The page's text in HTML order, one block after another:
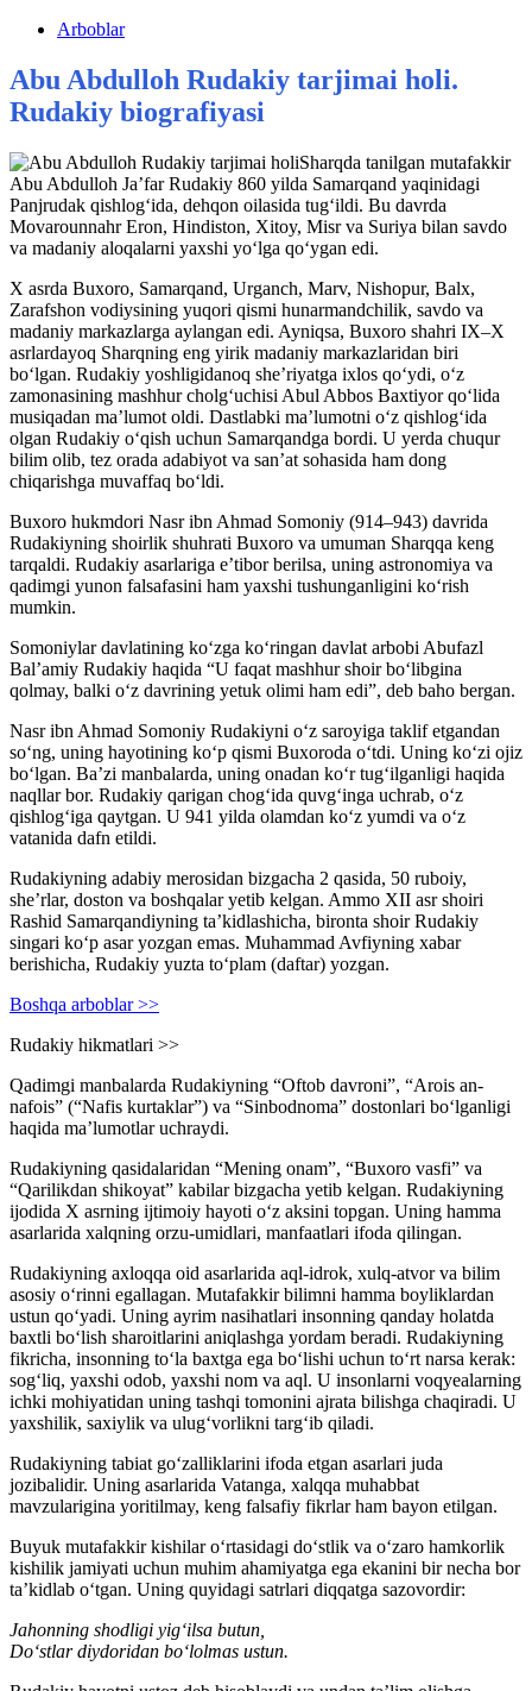
Arboblar
Abu Abdulloh Rudakiy tarjimai holi.
Rudakiy biografiyasi
Sharqda tanilgan mutafakkir
Abu Abdulloh Ja’far Rudakiy 860 yilda Samarqand yaqinidagi
Panjrudak qishlog‘ida, dehqon oilasida tug‘ildi. Bu davrda
Movarounnahr Eron, Hindiston, Xitoy, Misr va Suriya bilan savdo
va madaniy aloqalarni yaxshi yo‘lga qo‘ygan edi.
X asrda Buxoro, Samarqand, Urganch, Marv, Nishopur, Balx,
Zarafshon vodiysining yuqori qismi hunarmandchilik, savdo va
madaniy markazlarga aylangan edi. Ayniqsa, Buxoro shahri IX–X
asrlardayoq Sharqning eng yirik madaniy markazlaridan biri
bo‘lgan. Rudakiy yoshligidanoq she’riyatga ixlos qo‘ydi, o‘z
zamonasining mashhur cholg‘uchisi Abul Abbos Baxtiyor qo‘lida
musiqadan ma’lumot oldi. Dastlabki ma’lumotni o‘z qishlog‘ida
olgan Rudakiy o‘qish uchun Samarqandga bordi. U yerda chuqur
bilim olib, tez orada adabiyot va san’at sohasida ham dong
chiqarishga muvaffaq bo‘ldi.
Buxoro hukmdori Nasr ibn Ahmad Somoniy (914–943) davrida
Rudakiyning shoirlik shuhrati Buxoro va umuman Sharqqa keng
tarqaldi. Rudakiy asarlariga e’tibor berilsa, uning astronomiya va
qadimgi yunon falsafasini ham yaxshi tushunganligini ko‘rish
mumkin.
Somoniylar davlatining ko‘zga ko‘ringan davlat arbobi Abufazl
Bal’amiy Rudakiy haqida “U faqat mashhur shoir bo‘libgina
qolmay, balki o‘z davrining yetuk olimi ham edi”, deb baho bergan.
Nasr ibn Ahmad Somoniy Rudakiyni o‘z saroyiga taklif etgandan
so‘ng, uning hayotining ko‘p qismi Buxoroda o‘tdi. Uning ko‘zi ojiz
bo‘lgan. Ba’zi manbalarda, uning onadan ko‘r tug‘ilganligi haqida
naqllar bor. Rudakiy qarigan chog‘ida quvg‘inga uchrab, o‘z
qishlog‘iga qaytgan. U 941 yilda olamdan ko‘z yumdi va o‘z
vatanida dafn etildi.
Rudakiyning adabiy merosidan bizgacha 2 qasida, 50 ruboiy,
she’rlar, doston va boshqalar yetib kelgan. Ammo XII asr shoiri
Rashid Samarqandiyning ta’kidlashicha, bironta shoir Rudakiy
singari ko‘p asar yozgan emas. Muhammad Avfiyning xabar
berishicha, Rudakiy yuzta to‘plam (daftar) yozgan.
Boshqa arboblar >>
Rudakiy hikmatlari >>
Qadimgi manbalarda Rudakiyning “Oftob davroni”, “Arois an-
nafois” (“Nafis kurtaklar”) va “Sinbodnoma” dostonlari bo‘lganligi
haqida ma’lumotlar uchraydi.
Rudakiyning qasidalaridan “Mening onam”, “Buxoro vasfi” va
“Qarilikdan shikoyat” kabilar bizgacha yetib kelgan. Rudakiyning
ijodida X asrning ijtimoiy hayoti o‘z aksini topgan. Uning hamma
asarlarida xalqning orzu-umidlari, manfaatlari ifoda qilingan.
Rudakiyning axloqqa oid asarlarida aql-idrok, xulq-atvor va bilim
asosiy o‘rinni egallagan. Mutafakkir bilimni hamma boyliklardan
ustun qo‘yadi. Uning ayrim nasihatlari insonning qanday holatda
baxtli bo‘lish sharoitlarini aniqlashga yordam beradi. Rudakiyning
fikricha, insonning to‘la baxtga ega bo‘lishi uchun to‘rt narsa kerak:
sog‘liq, yaxshi odob, yaxshi nom va aql. U insonlarni voqyealarning
ichki mohiyatidan uning tashqi tomonini ajrata bilishga chaqiradi. U
yaxshilik, saxiylik va ulug‘vorlikni targ‘ib qiladi.
Rudakiyning tabiat go‘zalliklarini ifoda etgan asarlari juda
jozibalidir. Uning asarlarida Vatanga, xalqqa muhabbat
mavzularigina yoritilmay, keng falsafiy fikrlar ham bayon etilgan.
Buyuk mutafakkir kishilar o‘rtasidagi do‘stlik va o‘zaro hamkorlik
kishilik jamiyati uchun muhim ahamiyatga ega ekanini bir necha bor
ta’kidlab o‘tgan. Uning quyidagi satrlari diqqatga sazovordir:
Jahonning shodligi yig‘ilsa butun,
Do‘stlar diydoridan bo‘lolmas ustun.